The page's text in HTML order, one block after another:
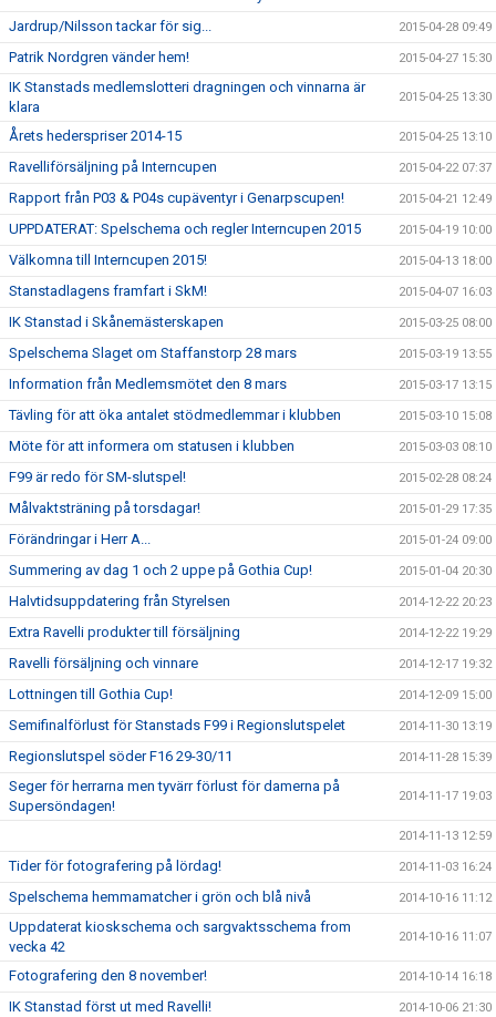
Jardrup/Nilsson tackar för sig... 2015-04-28 09:49
Patrik Nordgren vänder hem! 2015-04-27 15:30
IK Stanstads medlemslotteri dragningen och vinnarna är
klara
2015-04-25 13:30
Årets hederspriser 2014-15 2015-04-25 13:10
Ravelliförsäljning på Interncupen 2015-04-22 07:37
Rapport från P03 & P04s cupäventyr i Genarpscupen! 2015-04-21 12:49
UPPDATERAT: Spelschema och regler Interncupen 2015 2015-04-19 10:00
Välkomna till Interncupen 2015! 2015-04-13 18:00
Stanstadlagens framfart i SkM! 2015-04-07 16:03
IK Stanstad i Skånemästerskapen 2015-03-25 08:00
Spelschema Slaget om Staffanstorp 28 mars 2015-03-19 13:55
Information från Medlemsmötet den 8 mars 2015-03-17 13:15
Tävling för att öka antalet stödmedlemmar i klubben 2015-03-10 15:08
Möte för att informera om statusen i klubben 2015-03-03 08:10
F99 är redo för SM-slutspel! 2015-02-28 08:24
Målvaktsträning på torsdagar! 2015-01-29 17:35
Förändringar i Herr A... 2015-01-24 09:00
Summering av dag 1 och 2 uppe på Gothia Cup! 2015-01-04 20:30
Halvtidsuppdatering från Styrelsen 2014-12-22 20:23
Extra Ravelli produkter till försäljning 2014-12-22 19:29
Ravelli försäljning och vinnare 2014-12-17 19:32
Lottningen till Gothia Cup! 2014-12-09 15:00
Semifinalförlust för Stanstads F99 i Regionslutspelet 2014-11-30 13:19
Regionslutspel söder F16 29-30/11 2014-11-28 15:39
Seger för herrarna men tyvärr förlust för damerna på
Supersöndagen!
2014-11-17 19:03
2014-11-13 12:59
Tider för fotografering på lördag! 2014-11-03 16:24
Spelschema hemmamatcher i grön och blå nivå 2014-10-16 11:12
Uppdaterat kioskschema och sargvaktsschema from
vecka 42
2014-10-16 11:07
Fotografering den 8 november! 2014-10-14 16:18
IK Stanstad först ut med Ravelli! 2014-10-06 21:30